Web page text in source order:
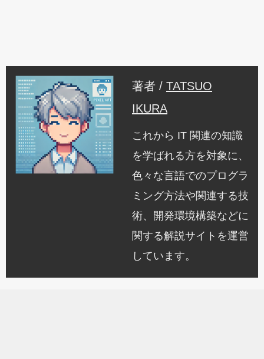
著者 / TATSUO
IKURA
これから IT 関連の知識
を学ばれる方を対象に、
色々な言語でのプログラ
ミング方法や関連する技
術、開発環境構築などに
関する解説サイトを運営
しています。